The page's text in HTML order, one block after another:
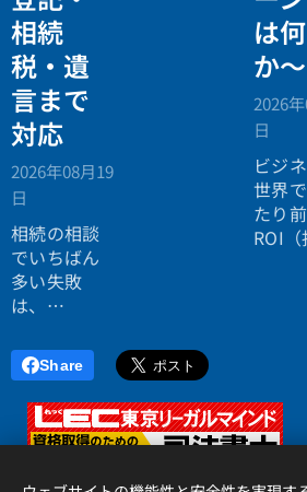
相続
税・遺
言まで
対応
2026年08月19
日
相続の相談
でいちばん
多い失敗
は、
行ったら登
記の話がで
きず、司法
書士に行っ
たら税金が
は何
か〜
2026
日
ビジ
世界
たり
ROI
Share